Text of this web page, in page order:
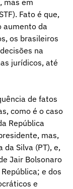
Fato é que,
aumento da
os brasileiros
na
jurídicos, até
de fatos
como é o caso
República
mas,
Silva (PT), e,
Jair Bolsonaro
e dos
e